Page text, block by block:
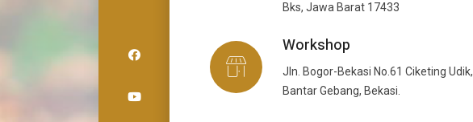
Bks, Jawa Barat 17433
Workshop
Jln. Bogor-Bekasi No.61 Ciketing Udik,
Bantar Gebang, Bekasi.